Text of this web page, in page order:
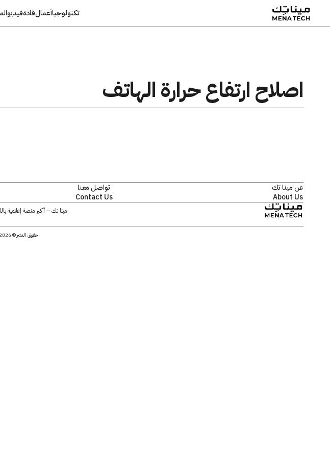
تكنولوجياأعمالقادةفيديو
اصلاح ارتفاع حرارة الهاتف
عن مينا تك
About Us
تواصل معنا
Contact Us
مينا تك – أكبر منصة إعلامية
حقوق النشر © 2026 مينا تك. جميع الحقوق محفوظة.